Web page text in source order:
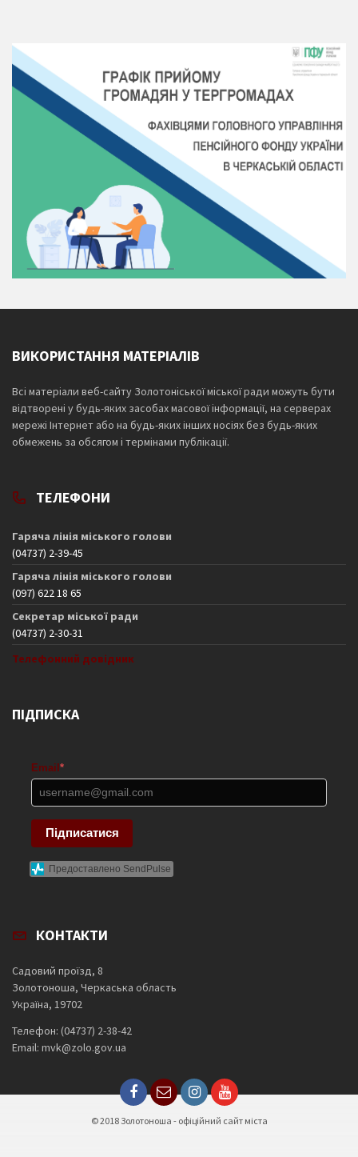
ВИКОРИСТАННЯ МАТЕРІАЛІВ
Всі матеріали веб-сайту Золотоніської міської ради можуть бути
відтворені у будь-яких засобах масової інформації, на серверах
мережі Інтернет або на будь-яких інших носіях без будь-яких
обмежень за обсягом і термінами публікації.
ТЕЛЕФОНИ
Гаряча лінія міського голови
(04737) 2-39-45
Гаряча лінія міського голови
(097) 622 18 65
Секретар міської ради
(04737) 2-30-31
Телефонний довідник
ПІДПИСКА
Email *
Підписатися
Предоставлено SendPulse
КОНТАКТИ
Садовий проїзд, 8
Золотоноша, Черкаська область
Україна, 19702
Телефон: (04737) 2-38-42
Email: mvk@zolo.gov.ua
© 2018 Золотоноша - офіційний сайт міста